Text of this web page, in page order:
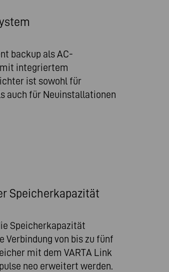
backup als AC-
integriertem
ist sowohl für
auch für Neuinstallationen
Speicherkapazität
Speicherkapazität
Verbindung von bis zu fünf
mit dem VARTA Link
neo erweitert werden.